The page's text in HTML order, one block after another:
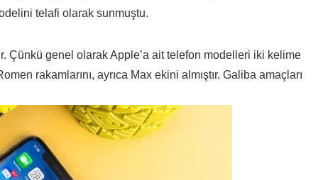
telafi olarak sunmuştu.
Çünkü genel olarak Apple’a ait telefon modelleri iki kelime
rakamlarını, ayrıca Max ekini almıştır. Galiba amaçları